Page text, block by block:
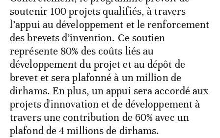
soutenir 100 projets qualifiés, à travers
l’appui au développement et le renforcement
des brevets d’invention. Ce soutien
représente 80% des coûts liés au
développement du projet et au dépôt de
brevet et sera plafonné à un million de
dirhams. En plus, un appui sera accordé aux
projets d'innovation et de développement à
travers une contribution de 60% avec un
plafond de 4 millions de dirhams.